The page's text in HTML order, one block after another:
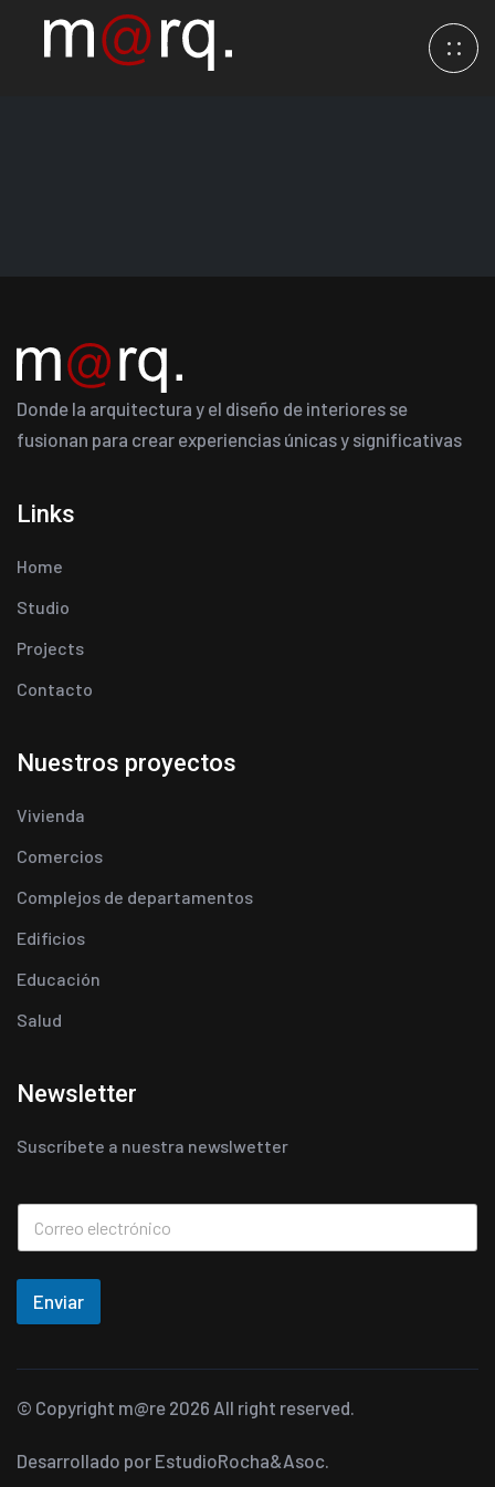
Donde la arquitectura y el diseño de interiores se
fusionan para crear experiencias únicas y significativas
Links
Home
Studio
Projects
Contacto
Nuestros proyectos
Vivienda
Comercios
Complejos de departamentos
Edificios
Educación
Salud
Newsletter
Suscríbete a nuestra newslwetter
Enviar
© Copyright m@re 2026 All right reserved.
Desarrollado por EstudioRocha&Asoc.